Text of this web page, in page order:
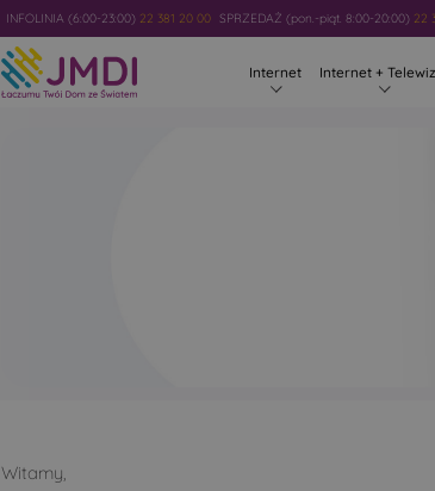
INFOLINIA (6:00-23:00) 22 381 20 00 SPRZEDAŻ (pon.-piąt. 8:00-20:00) 22
Internet Internet +
Brak możliwości
Witamy,